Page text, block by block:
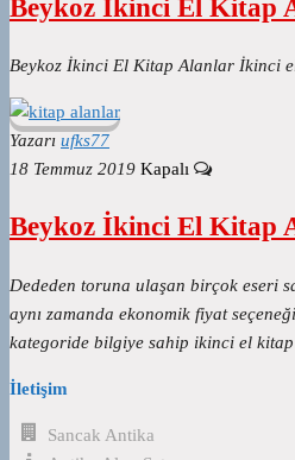
Beykoz İkinci El Kitap
Beykoz İkinci El Kitap Alanlar İkinci
Yazarı ufks77
18 Temmuz 2019 Kapalı
Beykoz İkinci El Kitap
Dededen toruna ulaşan birçok eseri
aynı zamanda ekonomik fiyat
kategoride bilgiye sahip ikinci el kitap
İletişim
Sancak Antika